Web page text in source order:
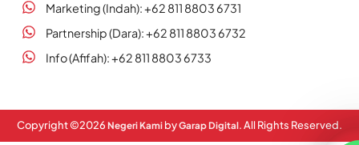
Marketing (Indah): +62 811 8803 6731
Partnership (Dara): +62 811 8803 6732
Info (Afifah): +62 811 8803 6733
Copyright ©2026 Negeri Kami byGarap Digital. All Rights Reserved.